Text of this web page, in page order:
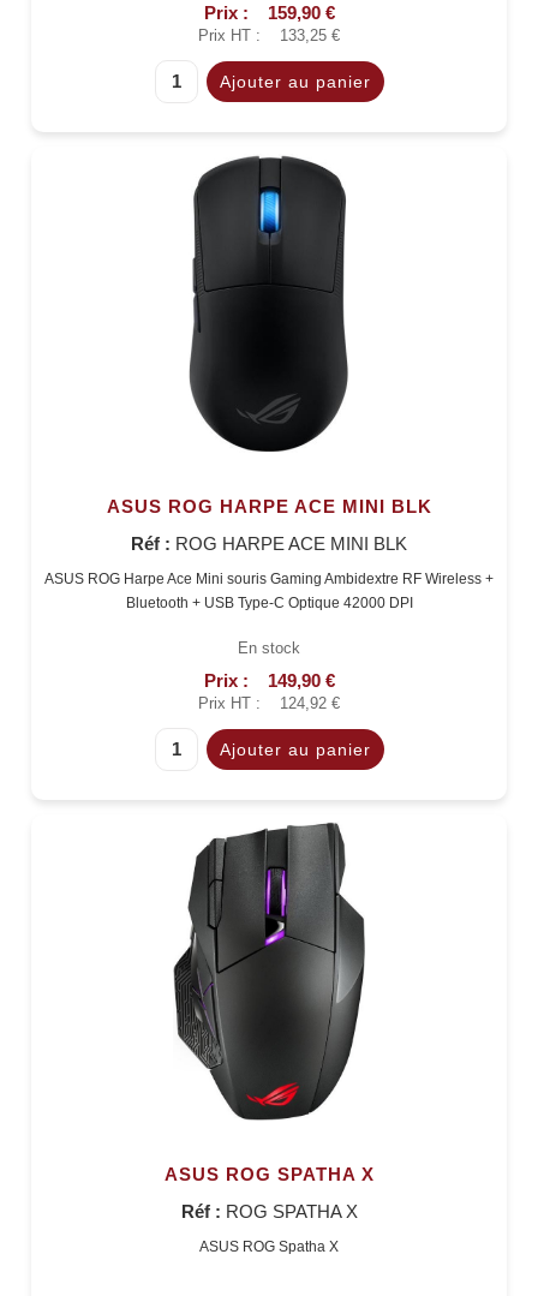
Prix : 159,90 €
Prix HT : 133,25 €
ASUS ROG HARPE ACE MINI BLK
Réf : ROG HARPE ACE MINI BLK
ASUS ROG Harpe Ace Mini souris Gaming Ambidextre RF Wireless +
Bluetooth + USB Type-C Optique 42000 DPI
En stock
Prix : 149,90 €
Prix HT : 124,92 €
ASUS ROG SPATHA X
Réf : ROG SPATHA X
ASUS ROG Spatha X